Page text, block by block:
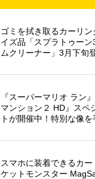
ゴミを拭き取るカーリン
イズ品「スプラトゥー
ムクリーナー」3月下旬
『スーパーマリオ ラン
マンション２ HD』スペ
トが開催中！特別な像
スマホに装着できるカ
ケットモンスター